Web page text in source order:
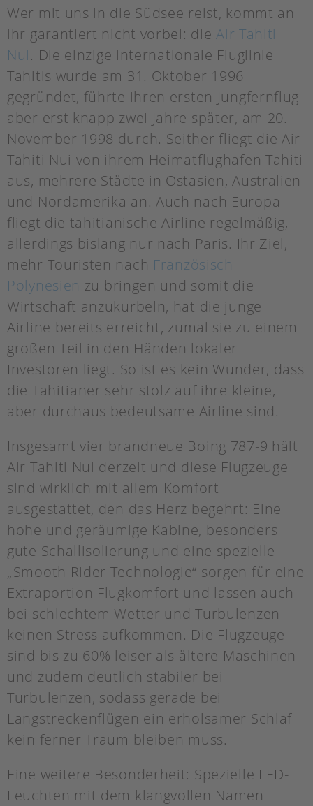
Wer mit uns in die Südsee reist, kommt an
ihr garantiert nicht vorbei: dieAir Tahiti
Nui. Die einzige internationale Fluglinie
Tahitis wurde am 31. Oktober 1996
gegründet, führte ihren ersten Jungfernflug
aber erst knapp zwei Jahre später, am 20.
November 1998 durch. Seither fliegt die Air
Tahiti Nui von ihrem Heimatflughafen Tahiti
aus, mehrere Städte in Ostasien, Australien
und Nordamerika an. Auch nach Europa
fliegt die tahitianische Airline regelmäßig,
allerdings bislang nur nach Paris. Ihr Ziel,
mehr Touristen nach Französisch
Polynesien zu bringen und somit die
Wirtschaft anzukurbeln, hat die junge
Airline bereits erreicht, zumal sie zu einem
großen Teil in den Händen lokaler
Investoren liegt. So ist es kein Wunder, dass
die Tahitianer sehr stolz auf ihre kleine,
aber durchaus bedeutsame Airline sind.
Insgesamt vier brandneue Boing 787-9 hält
Air Tahiti Nui derzeit und diese Flugzeuge
sind wirklich mit allem Komfort
ausgestattet, den das Herz begehrt: Eine
hohe und geräumige Kabine, besonders
gute Schallisolierung und eine spezielle
„Smooth Rider Technologie“ sorgen für eine
Extraportion Flugkomfort und lassen auch
bei schlechtem Wetter und Turbulenzen
keinen Stress aufkommen. Die Flugzeuge
sind bis zu 60% leiser als ältere Maschinen
und zudem deutlich stabiler bei
Turbulenzen, sodass gerade bei
Langstreckenflügen ein erholsamer Schlaf
kein ferner Traum bleiben muss.
Eine weitere Besonderheit: Spezielle LED-
Leuchten mit dem klangvollen Namen